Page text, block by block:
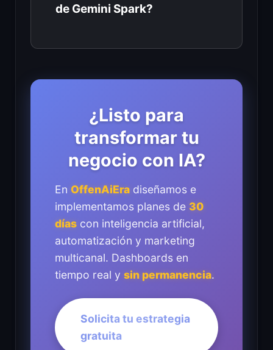
de Gemini Spark?
¿Listo para
transformar tu
negocio con IA?
En OffenAiEra diseñamos e
implementamos planes de 30
días con inteligencia artificial,
automatización y marketing
multicanal. Dashboards en
tiempo real y sin permanencia.
Solicita tu estrategia
gratuita